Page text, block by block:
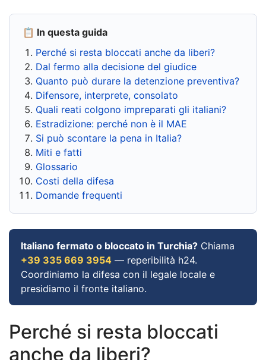
📋 In questa guida
Perché si resta bloccati anche da liberi?
Dal fermo alla decisione del giudice
Quanto può durare la detenzione preventiva?
Difensore, interprete, consolato
Quali reati colgono impreparati gli italiani?
Estradizione: perché non è il MAE
Si può scontare la pena in Italia?
Miti e fatti
Glossario
Costi della difesa
Domande frequenti
Italiano fermato o bloccato in Turchia? Chiama
+39 335 669 3954 — reperibilità h24.
Coordiniamo la difesa con il legale locale e
presidiamo il fronte italiano.
Perché si resta bloccati
anche da liberi?